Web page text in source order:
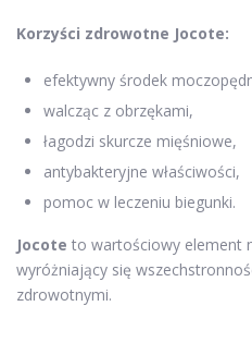
Korzyści zdrowotne Jocote:
efektywny środek
walcząc z obrzękami,
łagodzi skurcze mięśniowe,
antybakteryjne właściwości,
pomoc w leczeniu biegunki.
Jocote to wartościowy element
wyróżniający się
zdrowotnymi.